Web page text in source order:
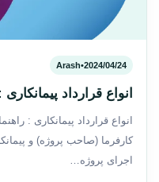
2024/04/24
•
Arash
انواع قرارداد
انواع قرارداد پیمانکاری :
کارفرما (صاحب پروژه) و
اجرای پروژه…